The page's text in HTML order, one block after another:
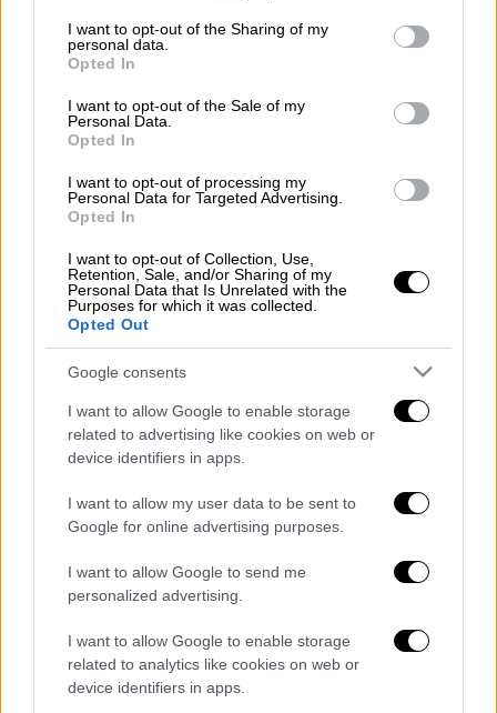
not limited to your visit or usage behaviour. You may click to
grant or deny consent to Google and its third-party tags to
use your data for below specified purposes in below Google
consent section.
I want to opt-out of the Sharing of my
personal data.
Opted In
I want to opt-out of the Sale of my
Personal Data.
Opted In
I want to opt-out of processing my
Personal Data for Targeted Advertising.
Opted In
I want to opt-out of Collection, Use,
Retention, Sale, and/or Sharing of my
Personal Data that Is Unrelated with the
Purposes for which it was collected.
Opted Out
Google consents
I want to allow Google to enable storage
related to advertising like cookies on web or
device identifiers in apps.
I want to allow my user data to be sent to
Google for online advertising purposes.
I want to allow Google to send me
personalized advertising.
I want to allow Google to enable storage
related to analytics like cookies on web or
device identifiers in apps.
Ήταν ηθοποιόςκαι παραγωγός ταινιών.
Είχε γεννηθεί στη Σόφια και λίγο μετά την
αποφοίτησή του από τη Βουλγαρική
Ακαδημία Κινηματογράφου και Θεάτρου,
πρωταγωνιστικό ρόλο στην ταινία “The
Profession of Arms.”
Στη συνέχεια έκανε καριέραστον ιταλικό
κινηματογράφο και την τηλεόραση.
ΟΛΕΣ ΟΙ ΕΙΔΗΣΕΙΣ
συλληφθέντες είχαν στον στόχο και
Έλληνες - Τρία στοιχεία που
Βιασμός 12χρονης στον Κολωνό:
Υπάρχουν και άλλα επεισόδια με
επιθέσεις στο σπίτι της - Για «ξεκάθαρη
απειλή», μιλά ο δικηγόρος
μπούλινγκ σε βάρος του 15χρονου -
«Ήταν δίπλα στην αίθουσα των